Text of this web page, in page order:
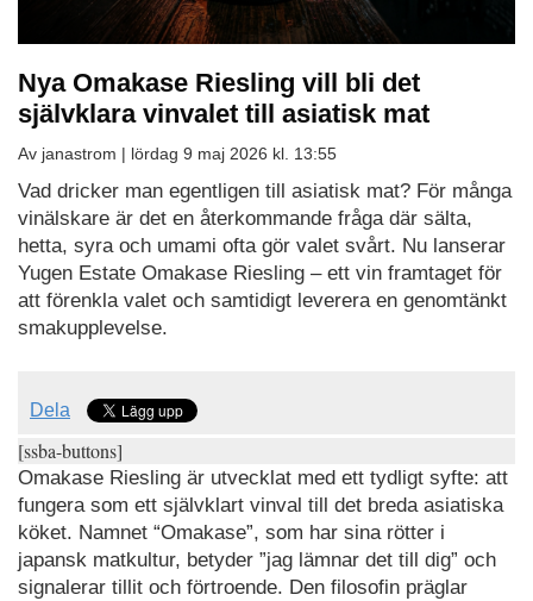
Nya Omakase Riesling vill bli det
självklara vinvalet till asiatisk mat
Av janastrom | lördag 9 maj 2026 kl. 13:55
Vad dricker man egentligen till asiatisk mat? För många
vinälskare är det en återkommande fråga där sälta,
hetta, syra och umami ofta gör valet svårt. Nu lanserar
Yugen Estate Omakase Riesling – ett vin framtaget för
att förenkla valet och samtidigt leverera en genomtänkt
smakupplevelse.
Dela
[ssba-buttons]
Omakase Riesling är utvecklat med ett tydligt syfte: att
fungera som ett självklart vinval till det breda asiatiska
köket. Namnet “Omakase”, som har sina rötter i
japansk matkultur, betyder ”jag lämnar det till dig” och
signalerar tillit och förtroende. Den filosofin präglar